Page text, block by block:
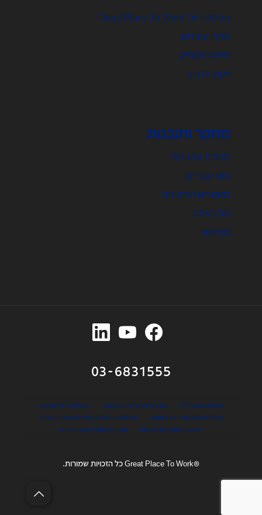
הסמכה של Great Place To Work
סקרי עובדים
מיתוג מעסיק
ייעוץ ארגוני
מחקר ותובנות
תרבות ארגונית
גיוס עובדים
מאמרים ועדכונים
פודקאסט
ניוזלטר
03-6831555
תנאים והגבלות הודעת פרטיות ואבטחה
הנחיות למשתמש
מדיניות בנושא זהות מותג
מדיניות בנושא שימוש בקניין רוחני
תנאי הסמכה ורשימות
הסכם מוצרים ושירותים
®Great Place To Work כל הזכויות שמורות.